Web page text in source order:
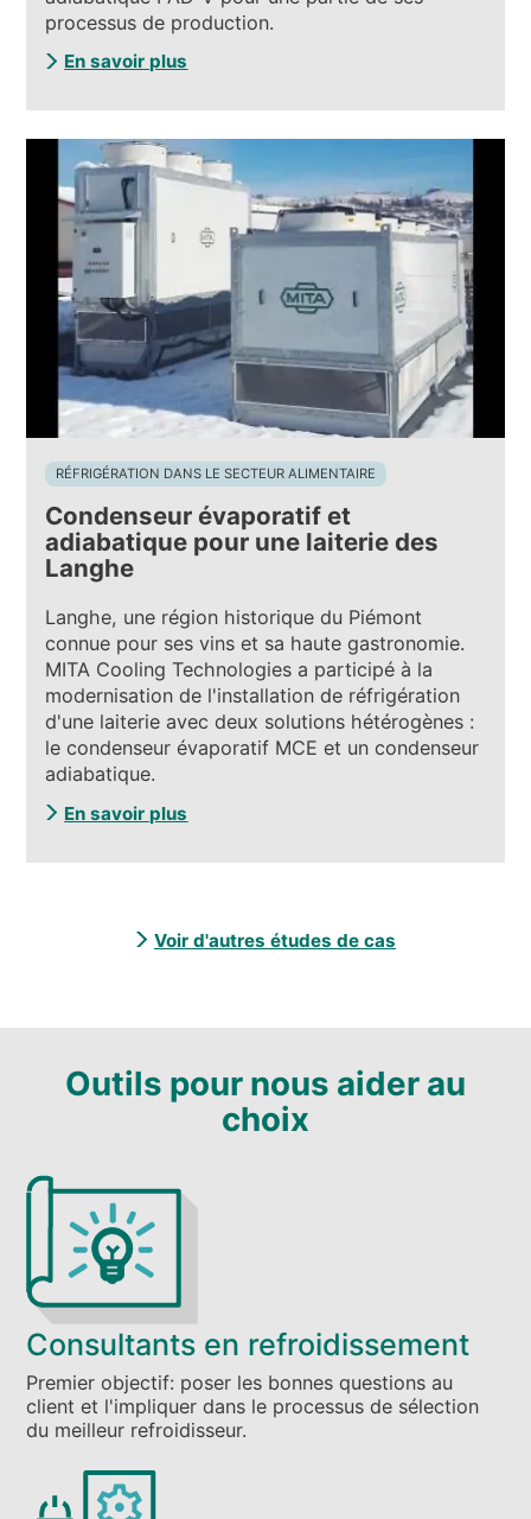
processus de production.
En savoir plus
RÉFRIGÉRATION DANS LE SECTEUR ALIMENTAIRE
Condenseur évaporatif et
adiabatique pour une laiterie des
Langhe
Langhe, une région historique du Piémont
connue pour ses vins et sa haute gastronomie.
MITA Cooling Technologies a participé à la
modernisation de l'installation de réfrigération
d'une laiterie avec deux solutions hétérogènes :
le condenseur évaporatif MCE et un condenseur
adiabatique.
En savoir plus
Voir d'autres études de cas
Outils pour nous aider au
choix
Consultants en refroidissement
Premier objectif: poser les bonnes questions au
client et l'impliquer dans le processus de sélection
du meilleur refroidisseur.